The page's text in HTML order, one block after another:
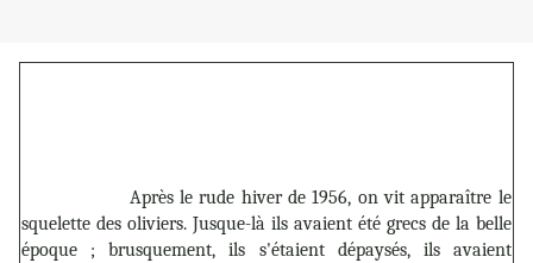
Après le rude hiver de 1956, on vit apparaître le
squelette des oliviers. Jusque-là ils avaient été grecs de la belle
époque ; brusquement, ils s'étaient dépaysés, ils avaient